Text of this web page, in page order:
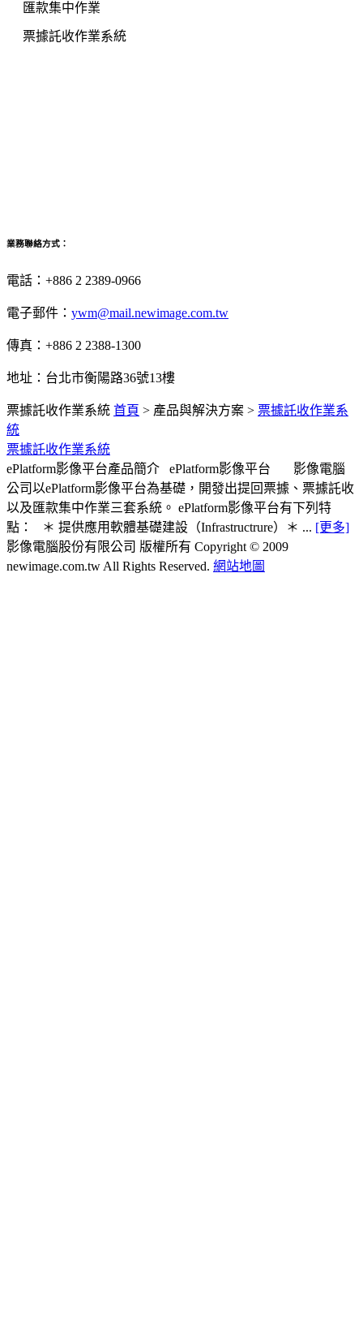
匯款集中作業
票據託收作業系統
業務聯絡方式：
電話：+886 2 2389-0966
電子郵件： ywm@mail.newimage.com.tw
傳真：+886 2 2388-1300
地址：台北市衡陽路36號13樓
票據託收作業系統 首頁 > 產品與解決方案 > 票據託收作業系
統
票據託收作業系統
ePlatform影像平台產品簡介 ePlatform影像平台 影像電腦
公司以ePlatform影像平台為基礎，開發出提回票據、票據託收
以及匯款集中作業三套系統。 ePlatform影像平台有下列特
點： ＊ 提供應用軟體基礎建設（Infrastructrure）＊ ... [更多]
影像電腦股份有限公司 版權所有 Copyright © 2009
newimage.com.tw All Rights Reserved. 網站地圖